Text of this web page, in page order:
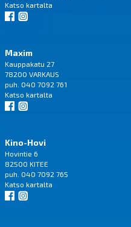
Katso kartalta
Maxim
Kauppakatu 27
78200 VARKAUS
puh. 040 7092 761
Katso kartalta
Kino-Hovi
Hovintie 6
82500 KITEE
puh. 040 7092 765
Katso kartalta